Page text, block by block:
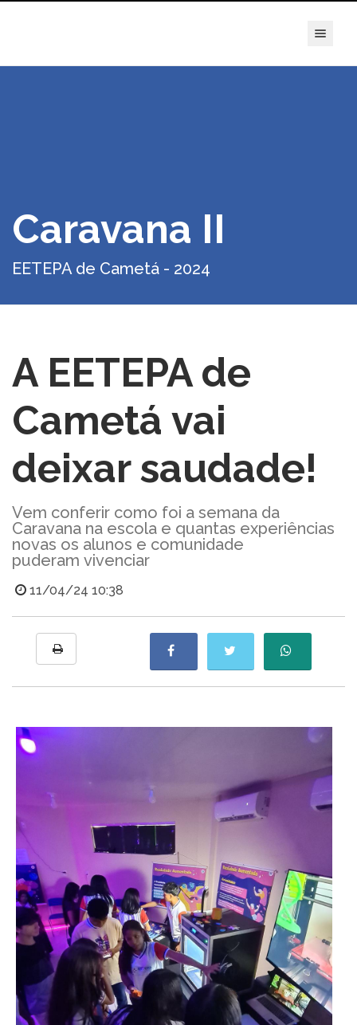
true
Caravana II
EETEPA de Cametá - 2024
A EETEPA de
Cametá vai
deixar saudade!
Vem conferir como foi a semana da
Caravana na escola e quantas experiências
novas os alunos e comunidade
puderam vivenciar
11/04/24 10:38